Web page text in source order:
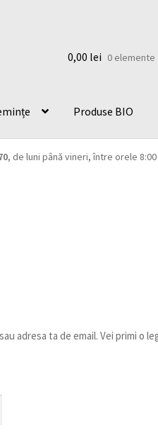
0,00 lei 0 elemente
Produse BIO
, de luni până vineri, între orele 8:00
adresa ta de email. Vei primi o